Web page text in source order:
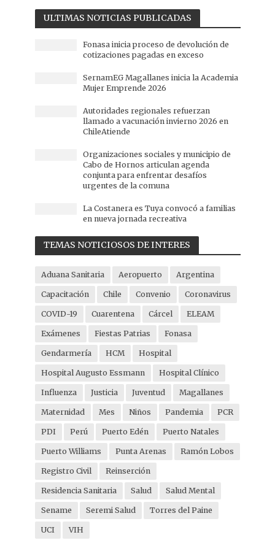
ULTIMAS NOTICIAS PUBLICADAS
Fonasa inicia proceso de devolución de
cotizaciones pagadas en exceso
SernamEG Magallanes inicia la Academia
Mujer Emprende 2026
Autoridades regionales refuerzan
llamado a vacunación invierno 2026 en
ChileAtiende
Organizaciones sociales y municipio de
Cabo de Hornos articulan agenda
conjunta para enfrentar desafíos
urgentes de la comuna
La Costanera es Tuya convocó a familias
en nueva jornada recreativa
TEMAS NOTICIOSOS DE INTERES
Aduana Sanitaria Aeropuerto Argentina
Capacitación Chile Convenio Coronavirus
COVID-19 Cuarentena Cárcel ELEAM
Exámenes Fiestas Patrias Fonasa
Gendarmería HCM Hospital
Hospital Augusto Essmann Hospital Clínico
Influenza Justicia Juventud Magallanes
Maternidad Mes Niños Pandemia PCR
PDI Perú Puerto Edén Puerto Natales
Puerto Williams Punta Arenas Ramón Lobos
Registro Civil Reinserción
Residencia Sanitaria Salud Salud Mental
Sename Seremi Salud Torres del Paine
UCI VIH